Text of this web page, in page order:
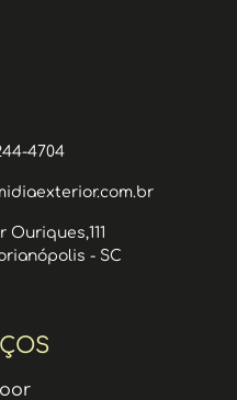
4704
Ouriques,111
- SC